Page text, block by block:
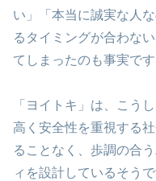
い」「本当に誠実な人
るタイミングが合わな
てしまったのも事実です
「ヨイトキ」は、こう
高く安全性を重視する
ることなく、歩調の合
ィを設計しているそう